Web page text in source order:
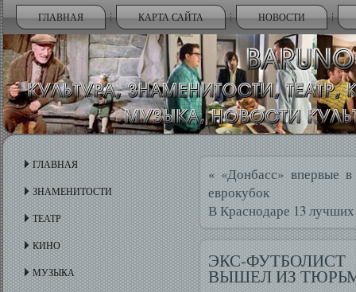
ГЛАВНАЯ КАРТА САЙТА НОВОСТИ
ГЛАВНАЯ
ЗНАМЕНИТОСТИ
ТЕАТР
КИНО
МУЗЫКА
« «Донбасс» впервые
еврокубок
В Краснодаре 13
ЭКС-
ВЫШЕЛ ИЗ